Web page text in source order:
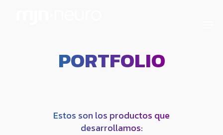
PORTFOLIO
Estos son los productos que
desarrollamos: